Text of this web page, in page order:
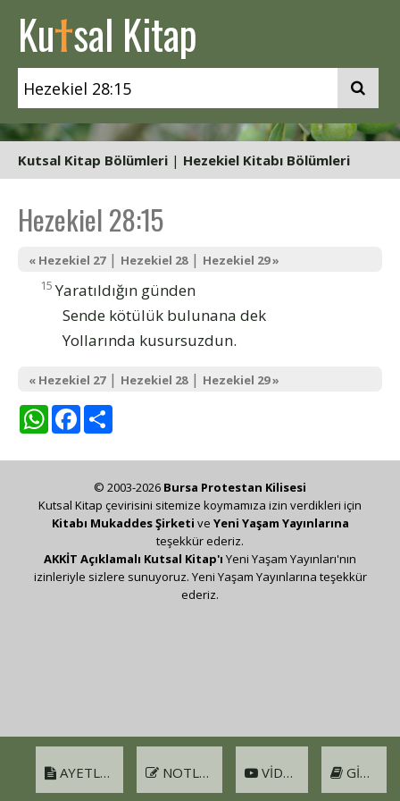
Kutsal Kitap
Kutsal Kitap Bölümleri | Hezekiel Kitabı Bölümleri
Hezekiel 28:15
« Hezekiel 27| Hezekiel 28| Hezekiel 29 »
15 Yaratıldığın günden
Sende kötülük bulunana dek
Yollarında kusursuzdun.
« Hezekiel 27| Hezekiel 28| Hezekiel 29 »
WhatsAppFacebook
AYETLER NOTLAR VIDEO GIRIŞ
© 2003-2026 Bursa Protestan Kilisesi
Kutsal Kitap çevirisini sitemize koymamıza izin verdikleri için
Kitabı Mukaddes Şirketi ve Yeni Yaşam Yayınlarına
teşekkür ederiz.
AKKİT Açıklamalı Kutsal Kitap'ı Yeni Yaşam Yayınları'nın
izinleriyle sizlere sunuyoruz. Yeni Yaşam Yayınlarına teşekkür
ederiz.